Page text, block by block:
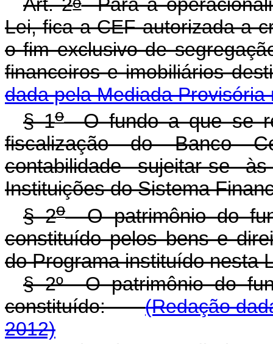
Lei, fica a CEF autorizada a
o fim exclusivo de
financeiros e imobiliários
dada pela Mediada Provisória
§ 1oO fundo a que se
fiscalização do Banco
contabilidade sujeitar-se
Instituições do Sistema
§ 2oO patrimônio do
constituído pelos bens e
do Programa instituído nesta
§ 2º O patrimônio do
constituído:(Redação
2012)